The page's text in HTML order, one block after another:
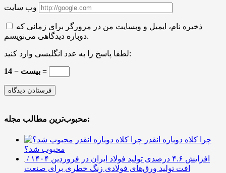
وب سایت
ذخیره نام، ایمیل و وبسایت من در مرورگر برای زمانی که
دوباره دیدگاهی می‌نویسم.
لطفا پاسخ را به عدد انگلیسی وارد کنید:
بیست − 14 =
محبوب‌ترین مطالب مجله:
چرا کلاه دوباره انقدر
محبوب شد؟
افزایش ۴.۶ درصدی تولید فولاد ایران در فروردین ۱۴۰۴ /
افت تولید ورق‌های فولادی زنگ خطری برای صنعت